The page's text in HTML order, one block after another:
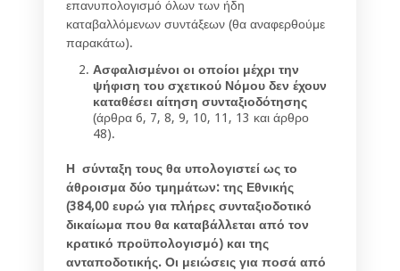
επανυπολογισμό όλων των ήδη
καταβαλλόμενων συντάξεων (θα αναφερθούμε
παρακάτω).
Ασφαλισμένοι οι οποίοι μέχρι την
ψήφιση του σχετικού Νόμου δεν έχουν
καταθέσει αίτηση συνταξιοδότησης
(άρθρα 6, 7, 8, 9, 10, 11, 13 και άρθρο
48).
Η σύνταξη τους θα υπολογιστεί ως το
άθροισμα δύο τμημάτων: της Εθνικής
(384,00 ευρώ για πλήρες συνταξιοδοτικό
δικαίωμα που θα καταβάλλεται από τον
κρατικό προϋπολογισμό) και της
ανταποδοτικής. Οι μειώσεις για ποσά από